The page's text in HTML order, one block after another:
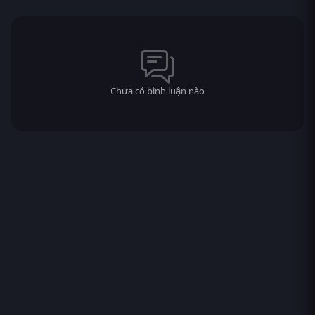
Chưa có bình luận nào